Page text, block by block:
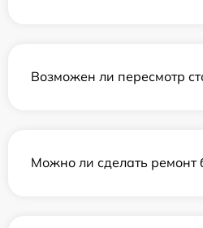
Возможен ли пересмотр
Можно ли сделать ремонт